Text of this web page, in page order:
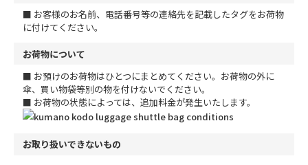
■ お客様のお名前、電話番号等の連絡先を記載したタグをお荷物
に付けてください。
お荷物について
■ お預けのお荷物はひとつにまとめてください。お荷物の外に
傘、買い物袋等別の物を付けないでください。
■ お荷物の状態によっては、追加料金が発生いたします。
お取り扱いできないもの